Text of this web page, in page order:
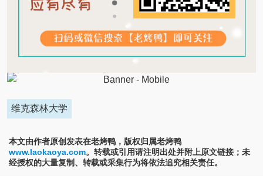
维克森林大学
本文由作者原创发表在老烤鸭，版权归属老烤鸭
www.laokaoya.com。转载或引用请注明出处并附上原文链接；未
经授权的大量复制、转载或采集行为将依法追究相关责任。